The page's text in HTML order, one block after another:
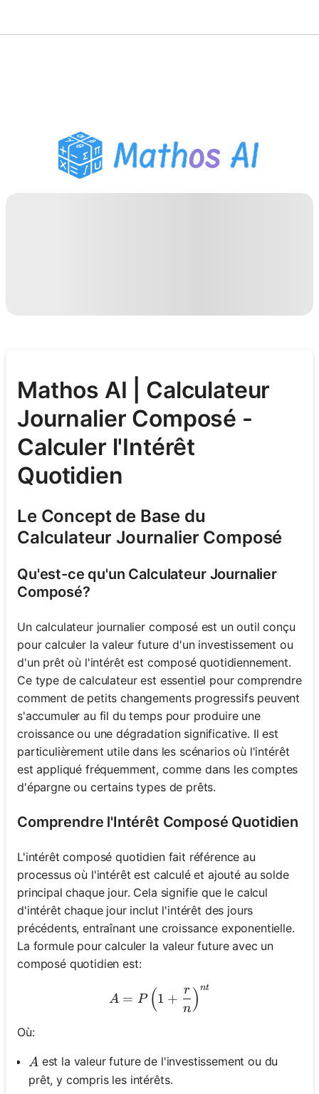
Assistant Devoirs PDF
Outils d'étude
Mathos AI | Calculateur
Journalier Composé -
Calculer l'Intérêt
Quotidien
Le Concept de Base du
Calculateur Journalier Composé
Qu'est-ce qu'un Calculateur Journalier
Composé?
Un calculateur journalier composé est un outil conçu
pour calculer la valeur future d'un investissement ou
d'un prêt où l'intérêt est composé quotidiennement.
Ce type de calculateur est essentiel pour comprendre
comment de petits changements progressifs peuvent
s'accumuler au fil du temps pour produire une
croissance ou une dégradation significative. Il est
particulièrement utile dans les scénarios où l'intérêt
est appliqué fréquemment, comme dans les comptes
d'épargne ou certains types de prêts.
Comprendre l'Intérêt Composé Quotidien
L'intérêt composé quotidien fait référence au
processus où l'intérêt est calculé et ajouté au solde
principal chaque jour. Cela signifie que le calcul
d'intérêt chaque jour inclut l'intérêt des jours
précédents, entraînant une croissance exponentielle.
La formule pour calculer la valeur future avec un
composé quotidien est:
A = P \left(1 +
A = P (1 +
n
r ) nt
Où:
A
A est la valeur future de l'investissement ou du
prêt, y compris les intérêts.